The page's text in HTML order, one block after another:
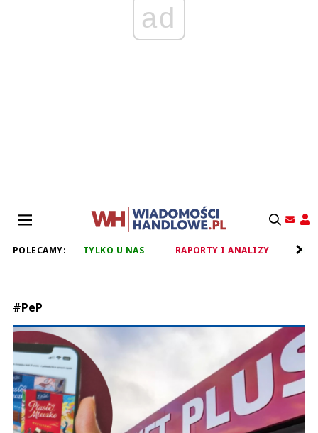
ad
POLECAMY: TYLKO U NAS RAPORTY I ANALIZY
#PeP